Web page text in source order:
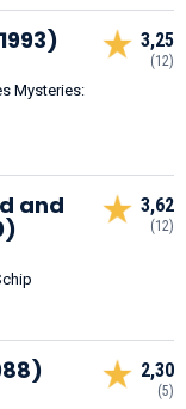
Mysteries:
3,25
(12)
and
3,62
(12)
2,30
(5)